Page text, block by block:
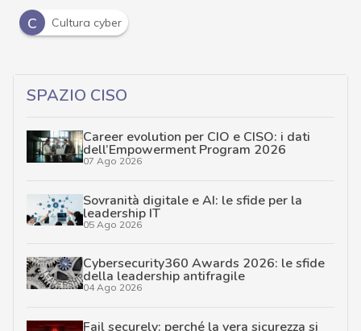
C
Cultura cyber
SPAZIO CISO
Career evolution per CIO e CISO: i dati
dell’Empowerment Program 2026
07 Ago 2026
Sovranità digitale e AI: le sfide per la
leadership IT
05 Ago 2026
Cybersecurity360 Awards 2026: le sfide
della leadership antifragile
04 Ago 2026
Fail securely: perché la vera sicurezza si